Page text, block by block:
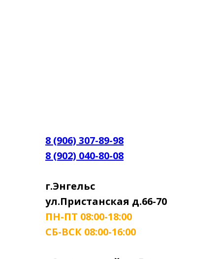
8 (906) 307-89-98
8 (902) 040-80-08
г.Энгельс
ул.Пристанская д.66-70
ПН-ПТ 08:00-18:00
СБ-ВСК 08:00-16:00